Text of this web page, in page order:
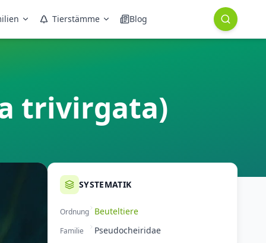
Tierstämme Blog
trivirgata)
SYSTEMATIK
Ordnung Beuteltiere
Familie Pseudocheiridae